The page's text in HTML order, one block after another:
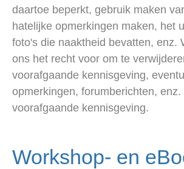
daartoe beperkt, gebruik maken
hatelijke opmerkingen maken, het
foto's die naaktheid bevatten, enz.
ons het recht voor om te
voorafgaande kennisgeving,
opmerkingen, forumberichten, enz.
voorafgaande kennisgeving.
Workshop- en